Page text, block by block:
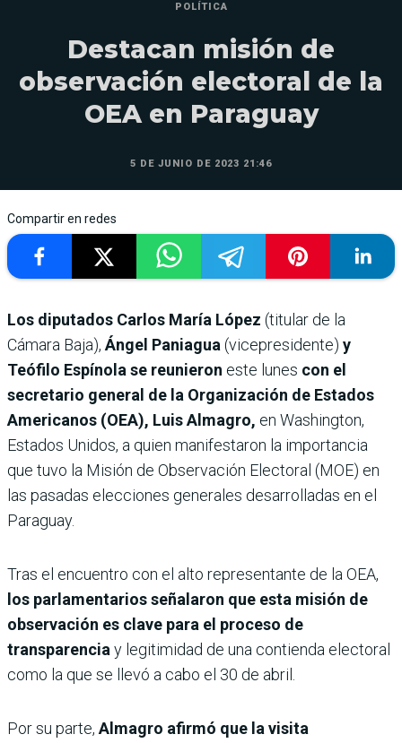
POLÍTICA
Destacan misión de
observación electoral de la
OEA en Paraguay
5 DE JUNIO DE 2023 21:46
Compartir en redes
Los diputados Carlos María López (titular de la
Cámara Baja), Ángel Paniagua (vicepresidente) y
Teófilo Espínola se reunieron este lunes con el
secretario general de la Organización de Estados
Americanos (OEA), Luis Almagro, en Washington,
Estados Unidos, a quien manifestaron la importancia
que tuvo la Misión de Observación Electoral (MOE) en
las pasadas elecciones generales desarrolladas en el
Paraguay.
Tras el encuentro con el alto representante de la OEA,
los parlamentarios señalaron que esta misión de
observación es clave para el proceso de
transparencia y legitimidad de una contienda electoral
como la que se llevó a cabo el 30 de abril.
Por su parte, Almagro afirmó que la visita